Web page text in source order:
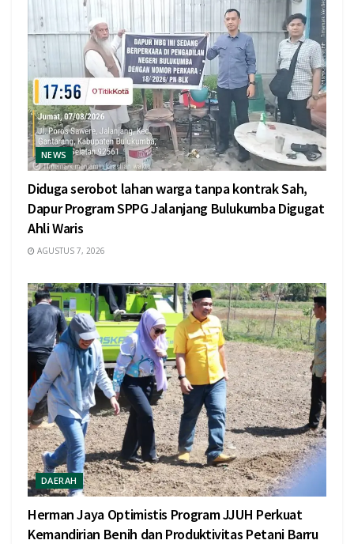
NEWS
Diduga serobot lahan warga tanpa kontrak Sah,
Dapur Program SPPG Jalanjang Bulukumba Digugat
Ahli Waris
AGUSTUS 7, 2026
DAERAH
Herman Jaya Optimistis Program JJUH Perkuat
Kemandirian Benih dan Produktivitas Petani Barru